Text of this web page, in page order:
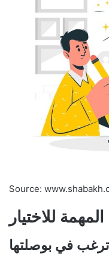
Source:
للاختيار
ترغب في بوصلتها